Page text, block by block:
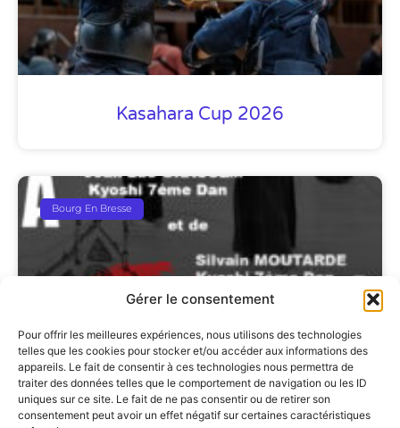
Gérer le consentement
Pour offrir les meilleures expériences, nous utilisons des technologies
telles que les cookies pour stocker et/ou accéder aux informations des
appareils. Le fait de consentir à ces technologies nous permettra de
traiter des données telles que le comportement de navigation ou les ID
uniques sur ce site. Le fait de ne pas consentir ou de retirer son
consentement peut avoir un effet négatif sur certaines caractéristiques
Kasahara Cup 2026
Bourg En Bresse
Stage Kata Geiko De Bourg En
Bresse Le 6 Septembre 2026